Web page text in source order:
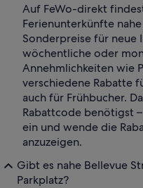
Auf FeWo-direkt
Ferienunterkünfte
Sonderpreise für neue
wöchentliche oder
Annehmlichkeiten wie
verschiedene Rabatte
auch für Frühbucher.
Rabattcode benötigst
ein und wende die
anzuzeigen.
Gibt es nahe Bellevue
Parkplatz?